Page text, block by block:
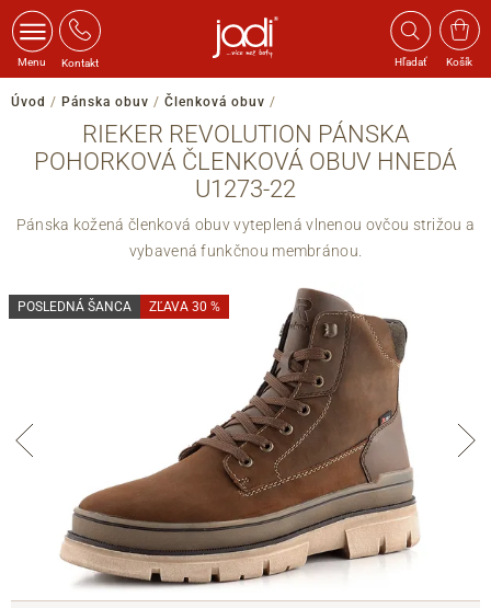
Menu Kontakt Hľadať Košík
Úvod / Pánska obuv / Členková obuv /
RIEKER REVOLUTION PÁNSKA
POHORKOVÁ ČLENKOVÁ OBUV HNEDÁ
U1273-22
Pánska kožená členková obuv vyteplená vlnenou ovčou strižou a
vybavená funkčnou membránou.
POSLEDNÁ ŠANCA ZĽAVA 30 %